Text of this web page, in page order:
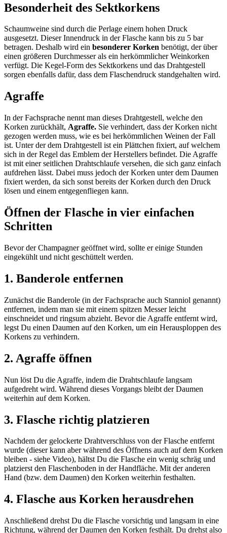
Besonderheit des Sektkorkens
Schaumweine sind durch die Perlage einem hohen Druck
ausgesetzt. Dieser Innendruck in der Flasche kann bis zu 5 bar
betragen. Deshalb wird ein besonderer Korken benötigt, der über
einen größeren Durchmesser als ein herkömmlicher Weinkorken
verfügt. Die Kegel-Form des Sektkorkens und das Drahtgestell
sorgen ebenfalls dafür, dass dem Flaschendruck standgehalten wird.
Agraffe
In der Fachsprache nennt man dieses Drahtgestell, welche den
Korken zurückhält, Agraffe. Sie verhindert, dass der Korken nicht
gezogen werden muss, wie es bei herkömmlichen Weinen der Fall
ist. Unter der dem Drahtgestell ist ein Plättchen fixiert, auf welchem
sich in der Regel das Emblem der Herstellers befindet. Die Agraffe
ist mit einer seitlichen Drahtschlaufe versehen, die sich ganz einfach
aufdrehen lässt. Dabei muss jedoch der Korken unter dem Daumen
fixiert werden, da sich sonst bereits der Korken durch den Druck
lösen und einem entgegenfliegen kann.
Öffnen der Flasche in vier einfachen
Schritten
Bevor der Champagner geöffnet wird, sollte er einige Stunden
eingekühlt und nicht geschüttelt werden.
1. Banderole entfernen
Zunächst die Banderole (in der Fachsprache auch Stanniol genannt)
entfernen, indem man sie mit einem spitzen Messer leicht
einschneidet und ringsum abzieht. Bevor die Agraffe entfernt wird,
legst Du einen Daumen auf den Korken, um ein Herausploppen des
Korkens zu verhindern.
2. Agraffe öffnen
Nun löst Du die Agraffe, indem die Drahtschlaufe langsam
aufgedreht wird. Während dieses Vorgangs bleibt der Daumen
weiterhin auf dem Korken.
3. Flasche richtig platzieren
Nachdem der gelockerte Drahtverschluss von der Flasche entfernt
wurde (dieser kann aber während des Öffnens auch auf dem Korken
bleiben - siehe Video), hältst Du die Flasche ein wenig schräg und
platzierst den Flaschenboden in der Handfläche. Mit der anderen
Hand (bzw. dem Daumen) den Korken weiterhin festhalten.
4. Flasche aus Korken herausdrehen
Anschließend drehst Du die Flasche vorsichtig und langsam in eine
Richtung, während der Daumen den Korken festhält. Du drehst also